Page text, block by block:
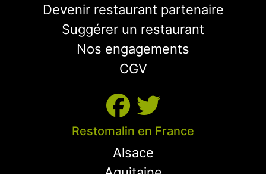
Devenir restaurant partenaire
Suggérer un restaurant
Nos engagements
CGV
Restomalin en France
Alsace